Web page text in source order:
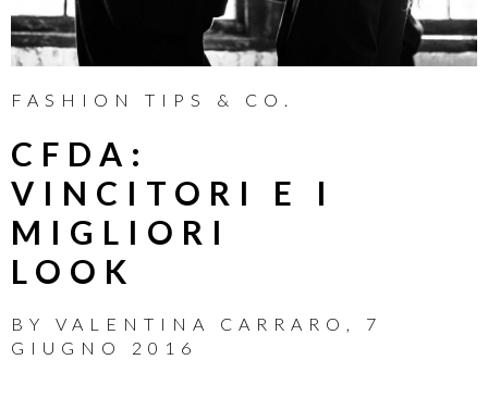
FASHION TIPS & CO.
CFDA:
VINCITORI E I
MIGLIORI
LOOK
BY VALENTINA CARRARO , 7
GIUGNO 2016